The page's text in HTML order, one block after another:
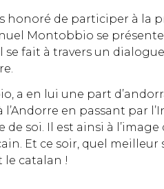
honoré de participer à la
Montobbio se
fait à travers un
a en lui une part
l’Andorre en passant par
de soi. Il est ainsi à
Et ce soir, quel
le catalan !